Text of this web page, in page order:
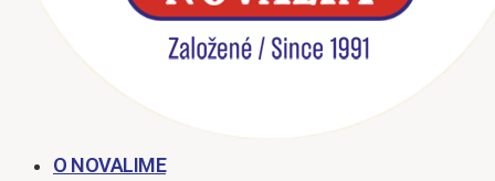
O NOVALIME